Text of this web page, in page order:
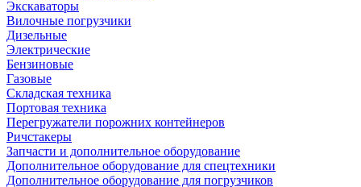
Экскаваторы
Вилочные погрузчики
Дизельные
Электрические
Бензиновые
Газовые
Складская техника
Портовая техника
Перегружатели порожних контейнеров
Ричстакеры
Запчасти и дополнительное оборудование
Дополнительное оборудование для спецтехники
Дополнительное оборудование для погрузчиков